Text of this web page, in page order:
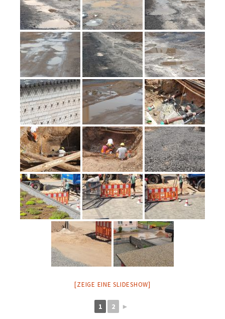
[ZEIGE EINE SLIDESHOW]
1 2 ►